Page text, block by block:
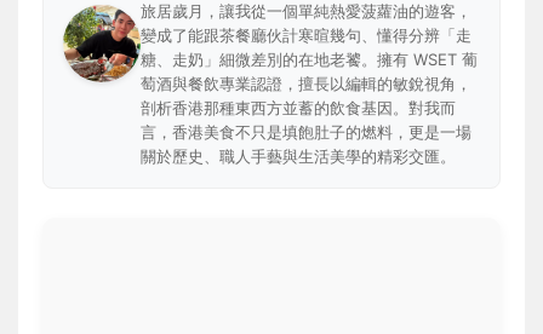
旅居歲月，讓我從一個單純熱愛菠蘿油的遊客，
變成了能跟茶餐廳伙計寒暄幾句、懂得分辨「走
糖、走奶」細微差別的在地老饕。擁有 WSET 葡
萄酒與餐飲專業認證，擅長以編輯的敏銳視角，
剖析香港那種東西方並蓄的飲食基因。對我而
言，香港美食不只是填飽肚子的燃料，更是一場
關於歷史、職人手藝與生活美學的精彩交匯。